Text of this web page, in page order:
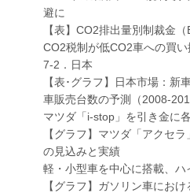
避に
【表】CO2排出量別制裁金
CO2税制が低CO2車への買い
7-2．日本
【表･グラフ】日本市場：新
車販売台数の予測（2008-
マツダ「i-stop」を引き金に
【グラフ】マツダ「アクセ
の見込みと実績
軽・小型車を中心に搭載、
【グラフ】ガソリン車にお